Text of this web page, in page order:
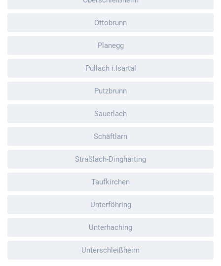
Ottobrunn
Planegg
Pullach i.Isartal
Putzbrunn
Sauerlach
Schäftlarn
Straßlach-Dingharting
Taufkirchen
Unterföhring
Unterhaching
Unterschleißheim